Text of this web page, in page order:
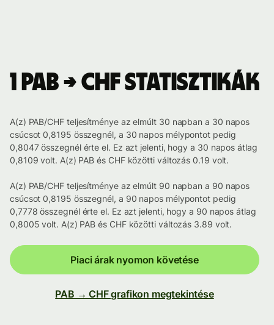
1 PAB → CHF statisztikák
A(z) PAB/CHF teljesítménye az elmúlt 30 napban a 30 napos
csúcsot 0,8195 összegnél, a 30 napos mélypontot pedig
0,8047 összegnél érte el. Ez azt jelenti, hogy a 30 napos átlag
0,8109 volt. A(z) PAB és CHF közötti változás 0.19 volt.
A(z) PAB/CHF teljesítménye az elmúlt 90 napban a 90 napos
csúcsot 0,8195 összegnél, a 90 napos mélypontot pedig
0,7778 összegnél érte el. Ez azt jelenti, hogy a 90 napos átlag
0,8005 volt. A(z) PAB és CHF közötti változás 3.89 volt.
Piaci árak nyomon követése
PAB → CHF grafikon megtekintése